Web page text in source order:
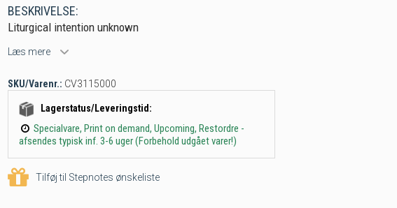
BESKRIVELSE:
Liturgical intention unknown
Læs mere
SKU/Varenr.: CV3115000
Lagerstatus/Leveringstid:
Specialvare, Print on demand, Upcoming, Restordre -
afsendes typisk inf. 3-6 uger (Forbehold udgået varer!)
Tilføj til Stepnotes ønskeliste